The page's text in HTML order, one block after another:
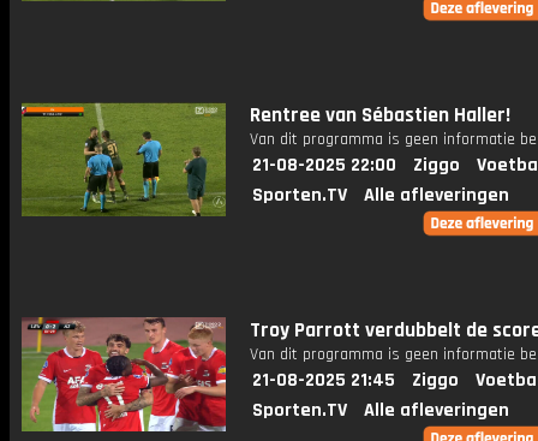
Rentree van Sébastien Haller!
Van dit programma is geen informatie
21-08-2025 22:00 Ziggo
Sporten.TV
Alle afleveringen
Troy Parrott verdubbelt de
Van dit programma is geen informatie
21-08-2025 21:45 Ziggo
Sporten.TV
Alle afleveringen